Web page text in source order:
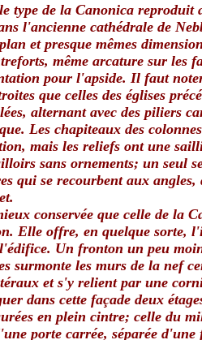
type de la Canonica reproduit
l'ancienne cathédrale de
et presque mêmes
même arcature sur les
pour l'apside. Il faut
que celles des églises
alternant avec des piliers
Les chapiteaux des
mais les reliefs ont une
sans ornements; un seul
qui se recourbent aux
conservée que celle de la
Elle offre, en quelque sorte,
Un fronton un peu
surmonte les murs de la nef
et s'y relient par une
dans cette façade deux
en plein cintre; celle du
porte carrée, séparée d'une